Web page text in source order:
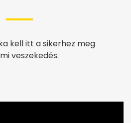
kell itt a sikerhez meg
veszekedés.